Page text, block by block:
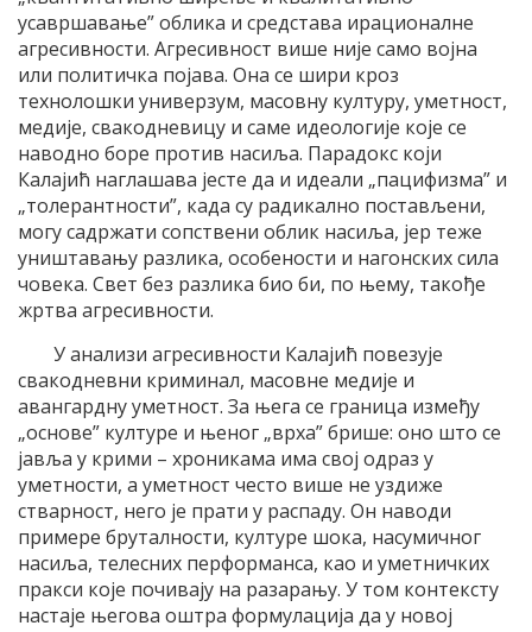
усавршавање” облика и средстава ирационалне
агресивности. Агресивност више није само војна
или политичка појава. Она се шири кроз
технолошки универзум, масовну културу, уметност,
медије, свакодневицу и саме идеологије које се
наводно боре против насиља. Парадокс који
Калајић наглашава јесте да и идеали „пацифизма” и
„толерантности”, када су радикално постављени,
могу садржати сопствени облик насиља, јер теже
уништавању разлика, особености и нагонских сила
човека. Свет без разлика био би, по њему, такође
жртва агресивности.
У анализи агресивности Калајић повезује
свакодневни криминал, масовне медије и
авангардну уметност. За њега се граница између
„основе” културе и њеног „врха” брише: оно што се
јавља у крими – хроникама има свој одраз у
уметности, а уметност често више не уздиже
стварност, него је прати у распаду. Он наводи
примере бруталности, културе шока, насумичног
насиља, телесних перформанса, као и уметничких
пракси које почивају на разарању. У том контексту
настаје његова оштра формулација да у новој